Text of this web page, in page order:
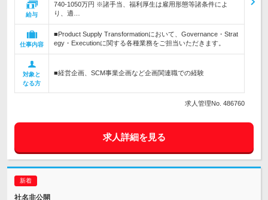
給与
740-1050万円 ※諸手当、福利厚生は雇用形態等諸条件によ
り、適…
仕事内容
■Product Supply Transformationにおいて、Governance・Strat
egy・Executionに関する各種業務をご担当いただきます。
対象と
なる方
■経営企画、SCM事業企画など企画関連職での経験
求人管理No. 486760
求人詳細を見る
社名非公開